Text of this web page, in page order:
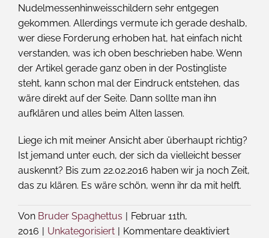
Nudelmessenhinweisschildern sehr entgegen
gekommen. Allerdings vermute ich gerade deshalb,
wer diese Forderung erhoben hat, hat einfach nicht
verstanden, was ich oben beschrieben habe. Wenn
der Artikel gerade ganz oben in der Postingliste
steht, kann schon mal der Eindruck entstehen, das
wäre direkt auf der Seite. Dann sollte man ihn
aufklären und alles beim Alten lassen.
Liege ich mit meiner Ansicht aber überhaupt richtig?
Ist jemand unter euch, der sich da vielleicht besser
auskennt? Bis zum 22.02.2016 haben wir ja noch Zeit,
das zu klären. Es wäre schön, wenn ihr da mit helft.
Von Bruder Spaghettus
Februar 11th,
2016
Unkategorisiert Kommentare deaktiviertfür